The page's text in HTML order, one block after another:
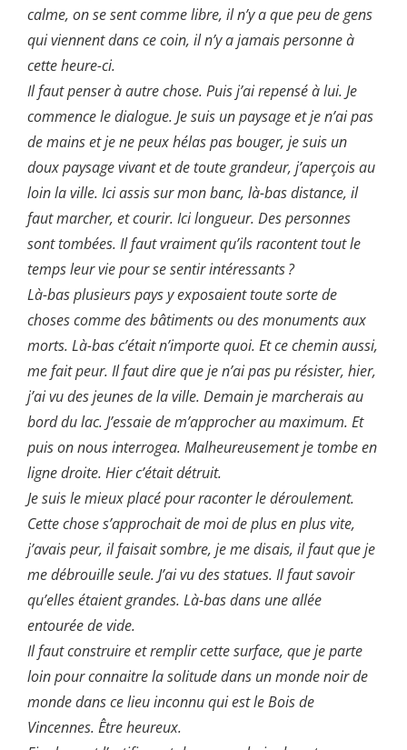
calme, on se sent comme libre, il n’y a que peu de gens
qui viennent dans ce coin, il n’y a jamais personne à
cette heure-ci.
Il faut penser à autre chose. Puis j’ai repensé à lui. Je
commence le dialogue. Je suis un paysage et je n’ai pas
de mains et je ne peux hélas pas bouger, je suis un
doux paysage vivant et de toute grandeur, j’aperçois au
loin la ville. Ici assis sur mon banc, là-bas distance, il
faut marcher, et courir. Ici longueur. Des personnes
sont tombées. Il faut vraiment qu’ils racontent tout le
temps leur vie pour se sentir intéressants ?
Là-bas plusieurs pays y exposaient toute sorte de
choses comme des bâtiments ou des monuments aux
morts. Là-bas c’était n’importe quoi. Et ce chemin aussi,
me fait peur. Il faut dire que je n’ai pas pu résister, hier,
j’ai vu des jeunes de la ville. Demain je marcherais au
bord du lac. J’essaie de m’approcher au maximum. Et
puis on nous interrogea. Malheureusement je tombe en
ligne droite. Hier c’était détruit.
Je suis le mieux placé pour raconter le déroulement.
Cette chose s’approchait de moi de plus en plus vite,
j’avais peur, il faisait sombre, je me disais, il faut que je
me débrouille seule. J’ai vu des statues. Il faut savoir
qu’elles étaient grandes. Là-bas dans une allée
entourée de vide.
Il faut construire et remplir cette surface, que je parte
loin pour connaitre la solitude dans un monde noir de
monde dans ce lieu inconnu qui est le Bois de
Vincennes. Être heureux.